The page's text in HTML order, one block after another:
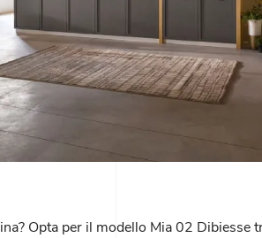
Opta per il modello Mia 02 Dibiesse